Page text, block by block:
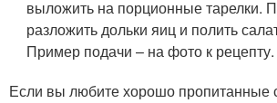
выложить на порционные тарелки.
разложить дольки яиц и полить
Пример подачи – на фото к рецепту.
Если вы любите хорошо пропитанные